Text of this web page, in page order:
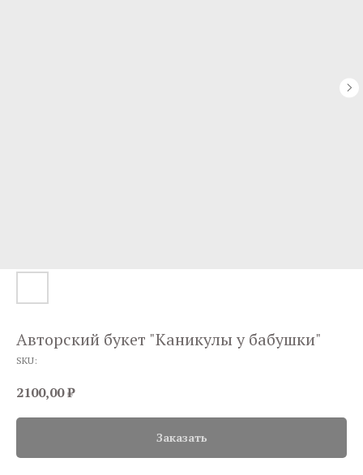
Авторский букет "Каникулы у бабушки"
SKU:
2100,00₽
Заказать